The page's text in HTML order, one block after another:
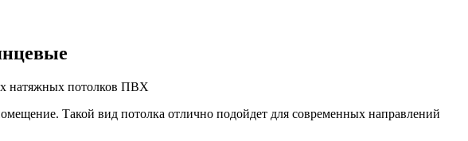
натяжных потолков ПВХ
Такой вид потолка отлично подойдет для современных направлений